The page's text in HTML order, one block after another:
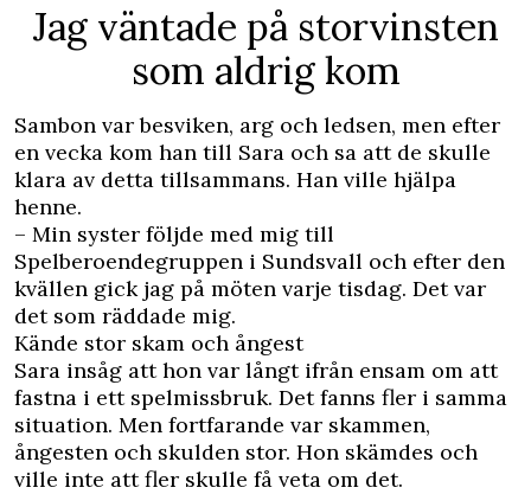
Jag väntade på storvinsten
som aldrig kom
Sambon var besviken, arg och ledsen, men efter
en vecka kom han till Sara och sa att de skulle
klara av detta tillsammans. Han ville hjälpa
henne.
– Min syster följde med mig till
Spelberoendegruppen i Sundsvall och efter den
kvällen gick jag på möten varje tisdag. Det var
det som räddade mig.
Kände stor skam och ångest
Sara insåg att hon var långt ifrån ensam om att
fastna i ett spelmissbruk. Det fanns fler i samma
situation. Men fortfarande var skammen,
ångesten och skulden stor. Hon skämdes och
ville inte att fler skulle få veta om det.